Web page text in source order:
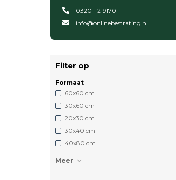
0320 - 219170
info@onlinebestrating.nl
Filter op
Formaat
60x60 cm
30x60 cm
20x30 cm
30x40 cm
40x80 cm
Meer